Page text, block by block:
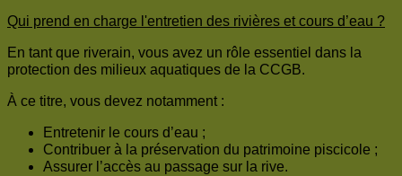
Qui prend en charge l'entretien des rivières et cours d’eau ?
En tant que riverain, vous avez un rôle essentiel dans la
protection des milieux aquatiques de la CCGB.
À ce titre, vous devez notamment :
Entretenir le cours d’eau ;
Contribuer à la préservation du patrimoine piscicole ;
Assurer l’accès au passage sur la rive.